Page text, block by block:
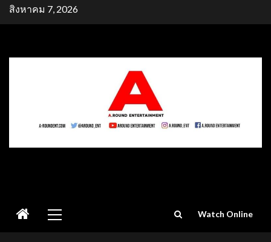
Skipสิงหาคม 7, 2026
Menu
Watch Online